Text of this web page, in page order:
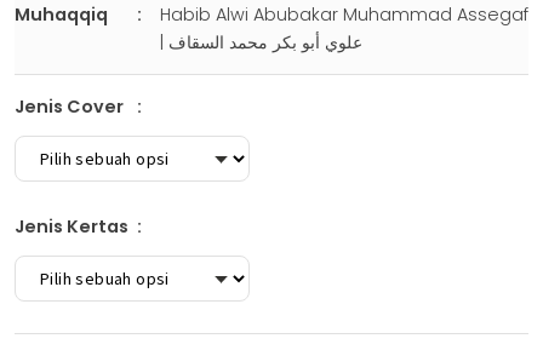
Muhaqqiq
Habib Alwi Abubakar Muhammad Assegaf
| علوي أبو بكر محمد السقاف
Jenis Cover
Jenis Kertas